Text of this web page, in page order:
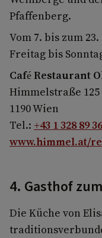
Pfaffenberg.
Vom 7. bis zum
Freitag bis
Café Restaurant
Himmelstraße 125
1190 Wien
Tel.: +43 1 328 89 36
www.himmel.at/
4. Gasthof
Die Küche von